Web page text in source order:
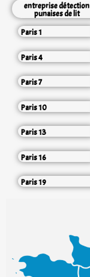
entreprise détection
punaises de lit
Paris 1
Paris 4
Paris 7
Paris 10
Paris 13
Paris 16
Paris 19